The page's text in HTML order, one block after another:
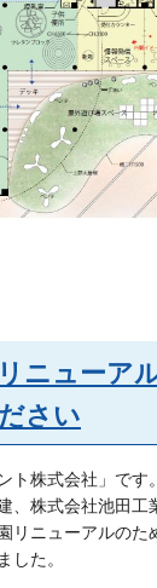
ニューア
さい
ト株式会社」です。
、株式会社池田工
リニューアルのた
した。